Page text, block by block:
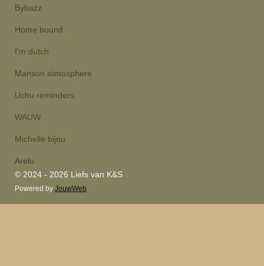
Bybazz
Home bound
I'm dutch
Manson atmosphere
Uchu reminders
WAUW
Michelle bijou
Arelo
© 2024 - 2026 Liefs van K&S
Powered by JouwWeb